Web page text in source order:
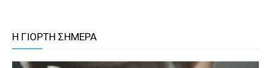
Η ΓΙΟΡΤΗ ΣΗΜΕΡΑ